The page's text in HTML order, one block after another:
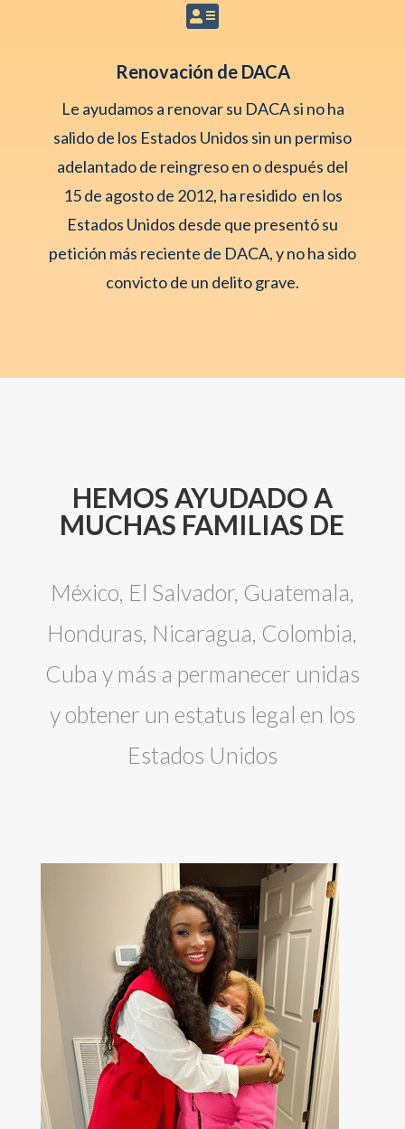

Renovación de DACA
Le ayudamos a renovar su DACA si no ha
salido de los Estados Unidos sin un permiso
adelantado de reingreso en o después del
15 de agosto de 2012, ha residido en los
Estados Unidos desde que presentó su
petición más reciente de DACA, y no ha sido
convicto de un delito grave.
HEMOS AYUDADO A
MUCHAS FAMILIAS DE
México, El Salvador, Guatemala,
Honduras, Nicaragua, Colombia,
Cuba y más a permanecer unidas
y obtener un estatus legal en los
Estados Unidos